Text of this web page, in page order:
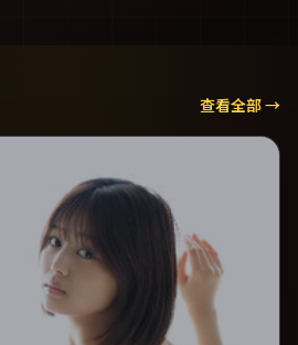
查看全部 →